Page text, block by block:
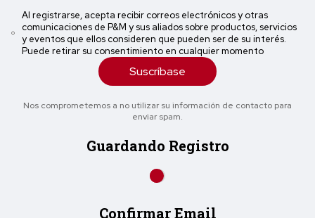
Al registrarse, acepta recibir correos electrónicos y otras
comunicaciones de P&M y sus aliados sobre productos, servicios
y eventos que ellos consideren que pueden ser de su interés.
Puede retirar su consentimiento en cualquier momento
Suscríbase
Nos comprometemos a no utilizar su información de contacto para
enviar spam.
Guardando Registro
Confirmar Email